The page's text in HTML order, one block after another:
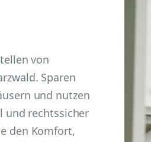
von
Sparen
und nutzen
und rechtssicher
den Komfort,